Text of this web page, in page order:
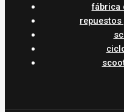
fábrica